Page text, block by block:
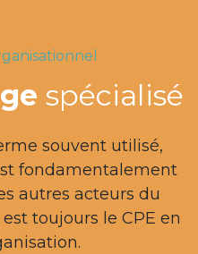
spécialisé
souvent utilisé,
fondamentalement
autres acteurs du
toujours le CPE en